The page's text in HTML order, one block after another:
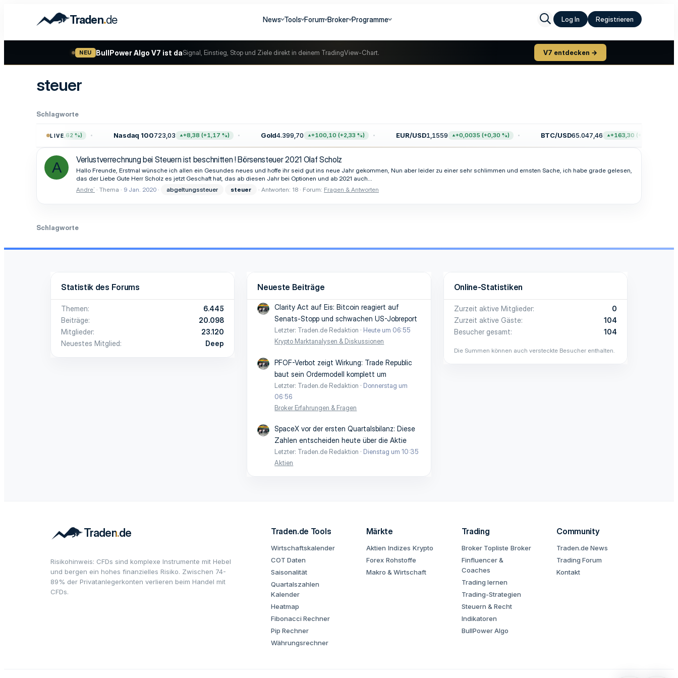
Traden.de News Tools Forum Broker Programme Log In Registrieren
NEU BullPower Algo V7 ist daSignal, Einstieg, Stop und Ziele direkt in deinem TradingView-Chart. V7 entdecken →
steuer
Schlagworte
LIVE
+47,68 (+0,62 %) Nasdaq 100723,03 +8,38 (+1,17 %) Gold4.399,70 +100,10 (+2,33 %) EUR/USD1,1559 +0,0035 (+0,30 %) BTC/USD65.047,46 +163,30 (+0,25 %)
A Verlustverrechnung bei Steuern ist beschnitten ! Börsensteuer 2021 Olaf Scholz
Hallo Freunde, Erstmal wünsche ich allen ein Gesundes neues und hoffe ihr seid gut ins neue Jahr gekommen, Nun aber leider zu einer sehr schlimmen und ernsten Sache, ich habe grade gelesen,
das der Liebe Gute Herr Scholz es jetzt Geschaft hat, das ab diesen Jahr bei Optionen und ab 2021 auch...
Andre´
Thema 9 Jan. 2020 abgeltungssteuer steuer Antworten: 18 Forum: Fragen & Antworten
Schlagworte
Statistik des Forums
Themen
6.445
Beiträge
20.098
Mitglieder
23.120
Neuestes Mitglied
Deep
Neueste Beiträge
Clarity Act auf Eis: Bitcoin reagiert auf
Senats-Stopp und schwachen US-Jobreport
Letzter: Traden.de Redaktion
Heute um 06:55
Krypto Marktanalysen & Diskussionen
PFOF-Verbot zeigt Wirkung: Trade Republic
baut sein Ordermodell komplett um
Letzter: Traden.de Redaktion
Donnerstag um
06:56
Broker Erfahrungen & Fragen
SpaceX vor der ersten Quartalsbilanz: Diese
Zahlen entscheiden heute über die Aktie
Letzter: Traden.de Redaktion
Dienstag um 10:35
Aktien
Online-Statistiken
Zurzeit aktive Mitglieder
0
Zurzeit aktive Gäste
104
Besucher gesamt
104
Die Summen können auch versteckte Besucher enthalten.
Risikohinweis: CFDs sind komplexe Instrumente mit Hebel
und bergen ein hohes finanzielles Risiko. Zwischen 74-
89% der Privatanlegerkonten verlieren beim Handel mit
CFDs.
Traden.de Tools
Wirtschaftskalender
COT Daten
Saisonalität
Quartalszahlen
Kalender
Heatmap
Fibonacci Rechner
Pip Rechner
Währungsrechner
Märkte
Aktien Indizes Krypto
Forex Rohstoffe
Makro & Wirtschaft
Trading
Broker Topliste Broker
Finfluencer &
Coaches
Trading lernen
Trading-Strategien
Steuern & Recht
Indikatoren
BullPower Algo
Community
Traden.de News
Trading Forum
Kontakt